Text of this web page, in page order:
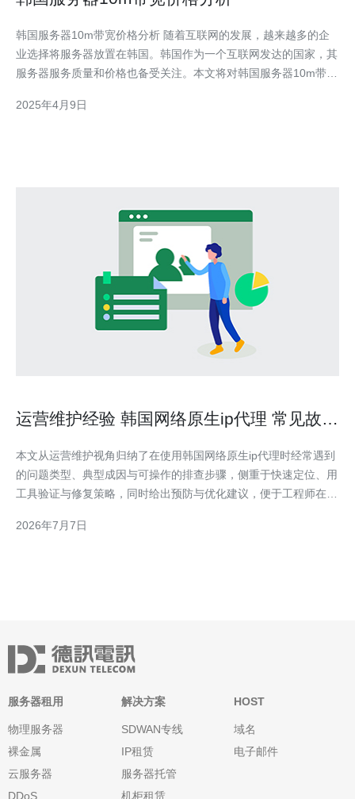
韩国服务器10m带宽价格分析 随着互联网的发展，越来越多的企
业选择将服务器放置在韩国。韩国作为一个互联网发达的国家，其
服务器服务质量和价格也备受关注。本文将对韩国服务器10m带宽
务器市场竞争激烈，各大互联网服务提供商纷纷推出不同价格和性
2025年4月9日
运营维护经验 韩国网络原生ip代理 常见故障
本文从运营维护视角归纳了在使用韩国网络原生ip代理时经常遇到
的问题类型、典型成因与可操作的排查步骤，侧重于快速定位、用
工具验证与修复策略，同时给出预防与优化建议，便于工程师在真
障？ 常见故障包括IP不可用（连接超时、无法建立会话）、IP被目
2026年7月7日
服务器租用
物理服务器
裸金属
云服务器
DDoS
解决方案
SDWAN专线
IP租赁
服务器托管
机柜租赁
HOST
域名
电子邮件